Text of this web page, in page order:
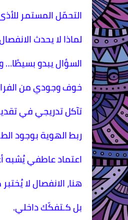
التحمّل المستمر
لماذا لا يحدث
السؤال يبدو بسيطًا…
خوف وجودي من
تآكل تدريجي في
ربط الهوية بوجود
اعتماد عاطفي يُشبه
هنا، الانفصال لا
بل كـتفكّك داخلي.